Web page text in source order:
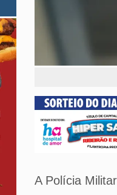
A Polícia